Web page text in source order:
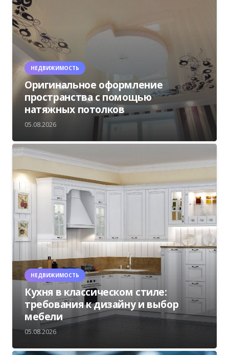
НЕДВИЖИМОСТЬ
Оригинальное оформление
пространства с помощью
натяжных потолков
05.08.2026
НЕДВИЖИМОСТЬ
Кухня в классическом стиле:
требования к дизайну и выбор
мебели
05.08.2026